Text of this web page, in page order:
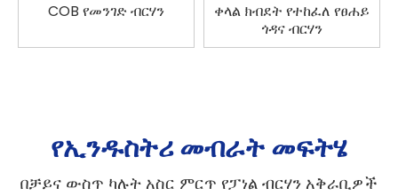
COB የመንገድ ብርሃን
ቀላል ክብደት የተከፈለ የፀሐይ
ጎዳና ብርሃን
የኢንዱስትሪ መብራት መፍትሄ
በቻይና ውስጥ ካሉት አስር ምርጥ የፓነል ብርሃን አቅራቢዎች